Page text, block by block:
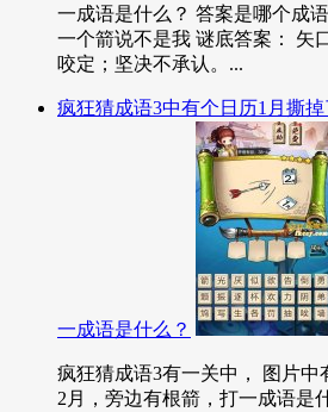
一成语是什么？ 答案是哪个成
一个箭说不是我 谜底答案： 矢
咬定；坚决不承认。...
疯狂猜成语3中有个日历1月撕
一成语是什么？
疯狂猜成语3有一关中， 图片中
2月，旁边有根箭，打一成语是